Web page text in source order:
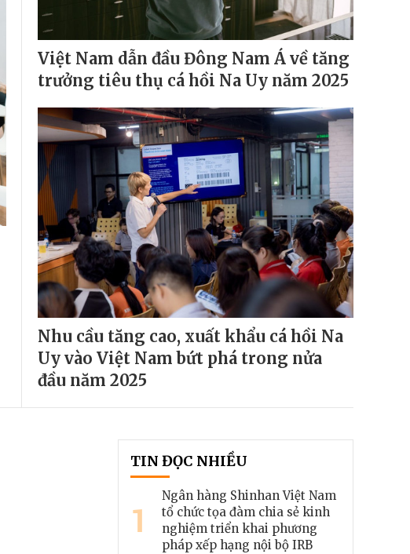
Việt Nam dẫn đầu Đông Nam Á về tăng
trưởng tiêu thụ cá hồi Na Uy năm 2025
Nhu cầu tăng cao, xuất khẩu cá hồi Na
Uy vào Việt Nam bứt phá trong nửa
đầu năm 2025
TIN ĐỌC NHIỀU
1
Ngân hàng Shinhan Việt Nam
tổ chức tọa đàm chia sẻ kinh
nghiệm triển khai phương
pháp xếp hạng nội bộ IRB